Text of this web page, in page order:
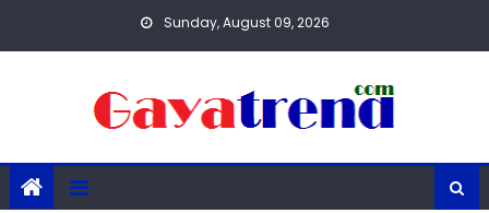
Sunday, August 09, 2026